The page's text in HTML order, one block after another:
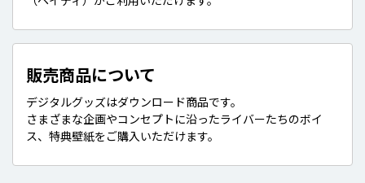
販売商品について
デジタルグッズはダウンロード商品です。
さまざまな企画やコンセプトに沿ったライバーたちのボイ
ス、特典壁紙をご購入いただけます。